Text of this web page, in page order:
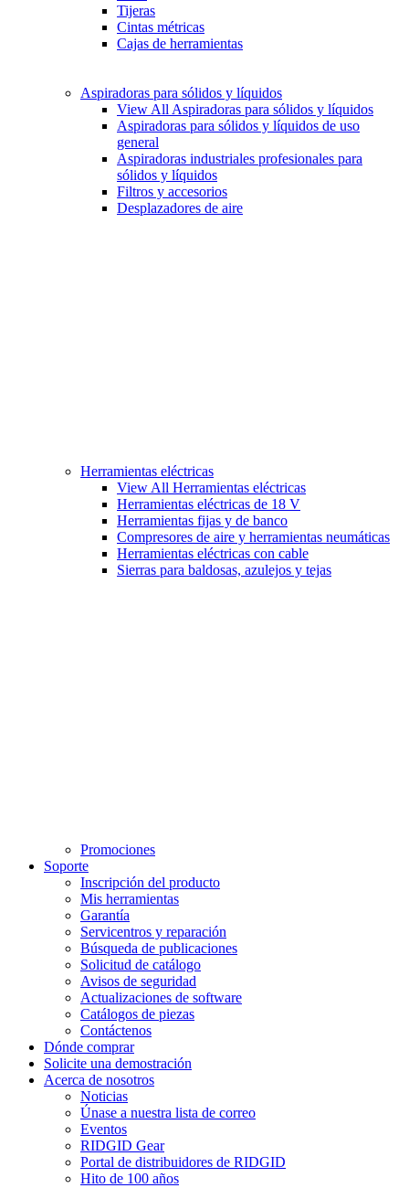
Tijeras
Cintas métricas
Cajas de herramientas
Aspiradoras para sólidos y líquidos
View All Aspiradoras para sólidos y líquidos
Aspiradoras para sólidos y líquidos de uso
general
Aspiradoras industriales profesionales para
sólidos y líquidos
Filtros y accesorios
Desplazadores de aire
Herramientas eléctricas
View All Herramientas eléctricas
Herramientas eléctricas de 18 V
Herramientas fijas y de banco
Compresores de aire y herramientas neumáticas
Herramientas eléctricas con cable
Sierras para baldosas, azulejos y tejas
Promociones
Soporte
Inscripción del producto
Mis herramientas
Garantía
Servicentros y reparación
Búsqueda de publicaciones
Solicitud de catálogo
Avisos de seguridad
Actualizaciones de software
Catálogos de piezas
Contáctenos
Dónde comprar
Solicite una demostración
Acerca de nosotros
Noticias
Únase a nuestra lista de correo
Eventos
RIDGID Gear
Portal de distribuidores de RIDGID
Hito de 100 años